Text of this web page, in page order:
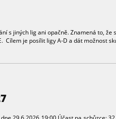
s jiných lig ani opačně. Znamená to,
Cílem je posílit ligy A-D a dát možnost